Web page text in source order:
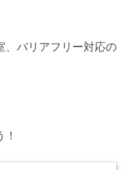
、バリアフリー対応の